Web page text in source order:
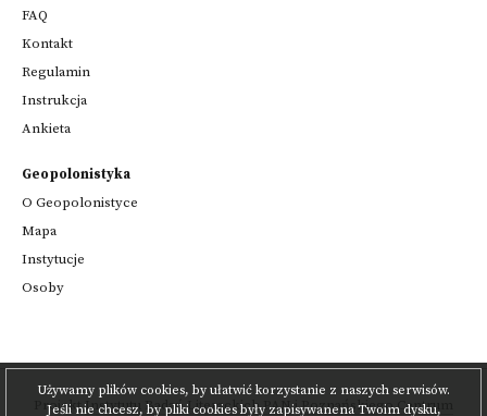
Używamy plików cookies, by ułatwić korzystanie z naszych serwisów.
Jeśli nie chcesz, by pliki cookies były zapisywanena Twoim dysku,
FAQ
Kontakt
Regulamin
Instrukcja
Ankieta
Geopolonistyka
O Geopolonistyce
Mapa
Instytucje
Osoby
ProjektInstytutu Badań Literackich PANiPoznańskiego Centrum